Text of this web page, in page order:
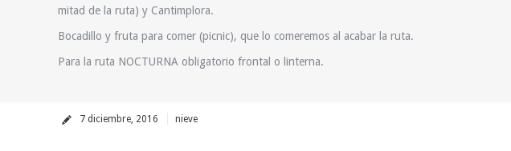
mitad de la ruta) y Cantimplora.
Bocadillo y fruta para comer (picnic), que lo comeremos al acabar la ruta.
Para la ruta NOCTURNA obligatorio frontal o linterna.
7 diciembre, 2016 nieve